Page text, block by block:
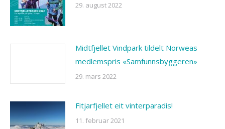
29. august 2022
Midtfjellet Vindpark tildelt Norweas
medlemspris «Samfunnsbyggeren»
29. mars 2022
Fitjarfjellet eit vinterparadis!
11. februar 2021